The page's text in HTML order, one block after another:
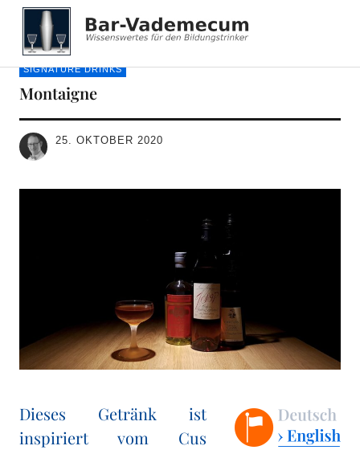
Bar-Vademecum
SIGNATURE DRINKS
Montaigne
25. OKTOBER 2020
Dieses Getränk ist
inspiriert vom Cus